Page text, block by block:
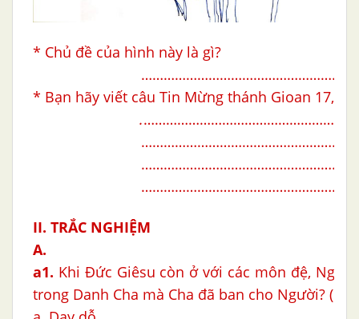
* Chủ đề của hình này là gì?
……………………………………………..
* Bạn hãy viết câu Tin Mừng thánh Gioan 17,15
.……………………………………………..
……………………………………………..
……………………………………………..
……………………………………………..
II. TRẮC NGHIỆM
A.
a1. Khi Đức Giêsu còn ở với các môn đệ,
trong Danh Cha mà Cha đã ban cho Người? (Ga